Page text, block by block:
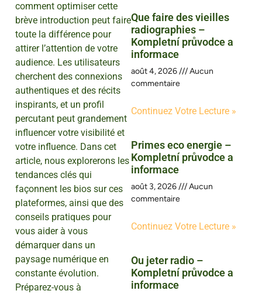
comment optimiser cette
brève introduction peut faire
toute la différence pour
attirer l’attention de votre
audience. Les utilisateurs
cherchent des connexions
authentiques et des récits
inspirants, et un profil
percutant peut grandement
influencer votre visibilité et
votre influence. Dans cet
article, nous explorerons les
tendances clés qui
façonnent les bios sur ces
plateformes, ainsi que des
conseils pratiques pour
vous aider à vous
démarquer dans un
paysage numérique en
constante évolution.
Préparez-vous à
Que faire des vieilles
radiographies –
Kompletní průvodce a
informace
août 4, 2026
Aucun
commentaire
Continuez Votre Lecture »
Primes eco energie –
Kompletní průvodce a
informace
août 3, 2026
Aucun
commentaire
Continuez Votre Lecture »
Ou jeter radio –
Kompletní průvodce a
informace